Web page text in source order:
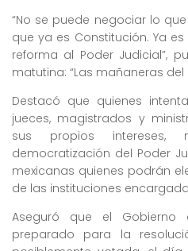
“No se puede negociar lo
que ya es Constitución. Ya
reforma al Poder Judicial”,
matutina: “Las mañaneras del
Destacó que quienes
jueces, magistrados y
sus propios
democratización del Poder
mexicanas quienes podrán
de las instituciones
Aseguró que el Gobierno
preparado para la